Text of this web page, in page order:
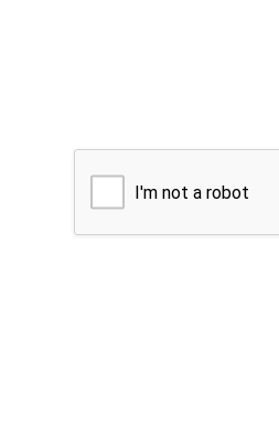
I'm not a robot